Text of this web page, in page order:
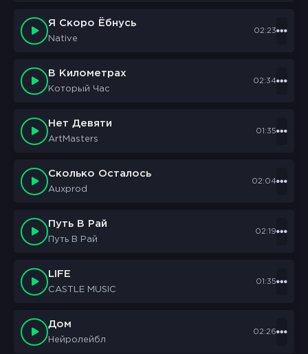
Я Скоро Ёбнусь
Native
02:23
В Километрах
Который Час
02:34
Нет Девяти
ArtMasters
01:35
Сколько Осталось
Auxprod
02:04
Путь В Рай
Путь В Рай
02:19
LIFE
CASTLE MUSIC
01:35
Дом
Нейролейбл
02:26